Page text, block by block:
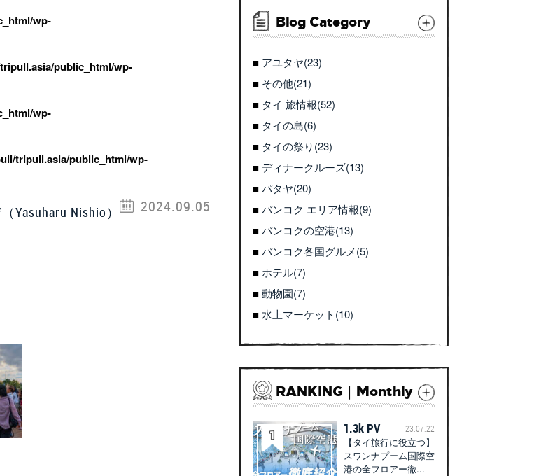
wp-
public_html/wp-
wp-
tripull.asia/public_html/wp-
2024.09.05
Yasuharu Nishio）
Blog Category
アユタヤ(23)
その他(21)
タイ 旅情報(52)
タイの島(6)
タイの祭り(23)
ディナークルーズ(13)
パタヤ(20)
バンコク エリア情報(9)
バンコクの空港(13)
バンコク各国グルメ(5)
ホテル(7)
動物園(7)
水上マーケット(10)
RANKING｜Monthly
1.3k PV 23.07.22
【タイ旅行に役立つ】
スワンナプーム国際空
港の全フロアー徹...